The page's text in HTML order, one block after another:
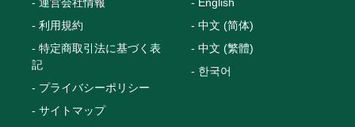
利用規約
特定商取引法に基づく表
記
プライバシーポリシー
サイトマップ
中文 (简体)
中文 (繁體)
한국어